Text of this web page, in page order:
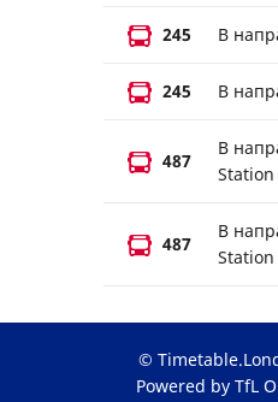
245 В
245 В
487
В
Station
487
В
Station
©
Powered by TfL